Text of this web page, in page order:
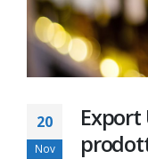
20
Nov
Export